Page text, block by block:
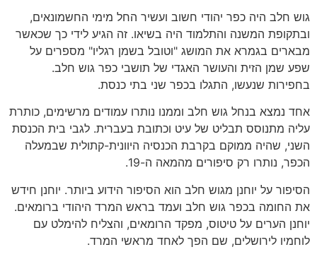
גוש חלב היה כפר יהודי חשוב ועשיר החל מימי החשמונאים,
ובתקופת המשנה והתלמוד היה בשיאו. זה הגיע לידי כך שכאשר
מבארים בגמרא את המושג "וטובל בשמן רגליו" מספרים על
שפע שמן הזית והעושר האגדי של תושבי כפר גוש חלב.
בחפירות שנעשו, התגלו בכפר שני בתי כנסת.
אחד נמצא בנחל גוש חלב וממנו נותרו עמודים מרשימים, כותרת
עליה מתנוסס תבליט של עיט וכתובת בעברית. לגבי בית הכנסת
השני, שהיה ממוקם בקרבת הכנסיה היוונית-קתולית שבמעלה
הכפר, נותרו רק סיפורים מהמאה ה-19.
הסיפור על יוחנן מגוש חלב הוא הסיפור הידוע ביותר. יוחנן חידש
את החומה בכפר גוש חלב ועמד בראש המרד היהודי ברומאים.
יוחנן הערים על טיטוס, מפקד הרומאים, והצליח להימלט עם
לוחמיו לירושלים, שם הפך לאחד מראשי המרד.